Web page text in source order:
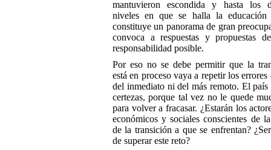
mantuvieron escondida y hasta los
niveles en que se halla la educación
constituye un panorama de gran
convoca a respuestas y propuestas
responsabilidad posible.
Por eso no se debe permitir que la
está en proceso vaya a repetir los errores
del inmediato ni del más remoto. El país
certezas, porque tal vez no le quede
para volver a fracasar. ¿Estarán los
económicos y sociales conscientes de
de la transición a que se enfrentan?
de superar este reto?